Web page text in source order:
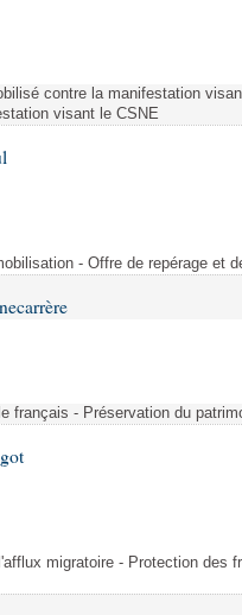
contre la manifestation
visant le CSNE
- Offre de repérage et
français - Préservation du
migratoire - Protection des